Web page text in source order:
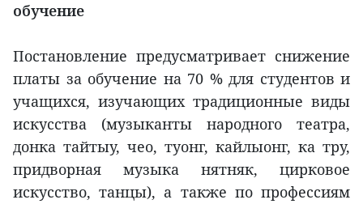
обучение
Постановление предусматривает снижение
платы за обучение на 70 % для студентов и
учащихся, изучающих традиционные виды
искусства (музыканты народного театра,
донка тайтыу, чео, туонг, кайлыонг, ка тру,
придворная музыка нятняк, цирковое
искусство, танцы), а также по профессиям